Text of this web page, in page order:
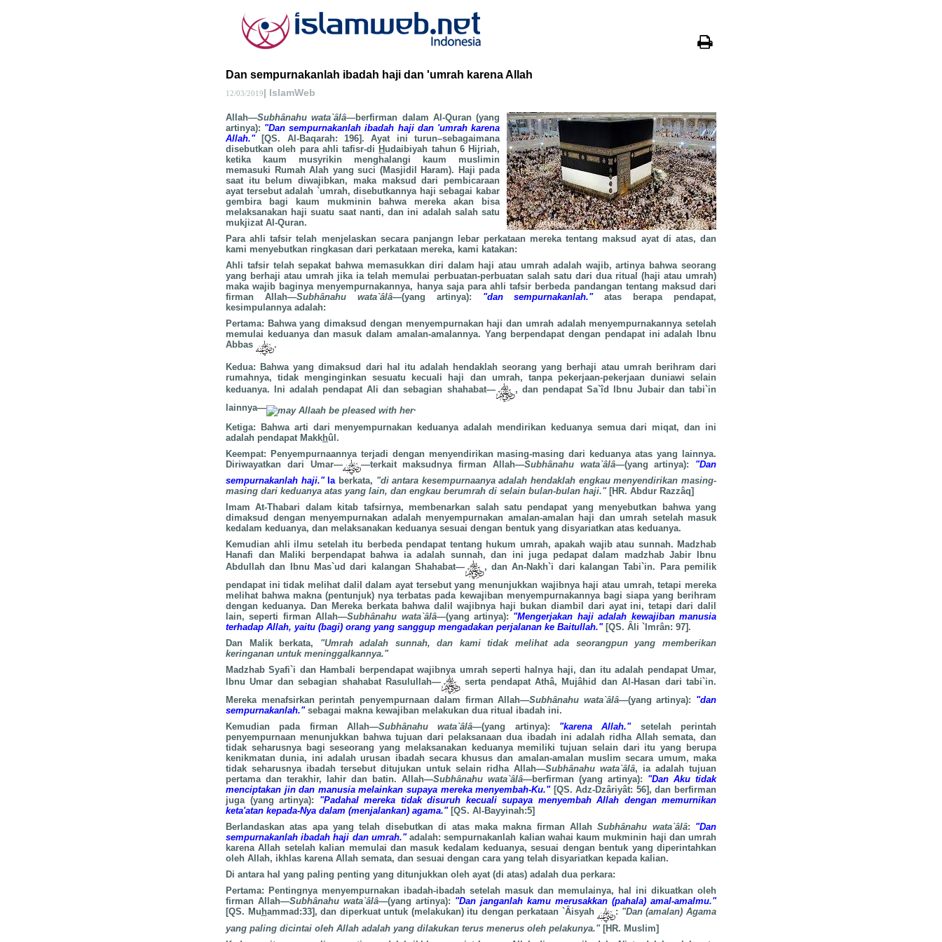
Dan sempurnakanlah ibadah haji dan 'umrah karena Allah
12/03/2019| IslamWeb
Allah—Subhânahu wata`âlâ—berfirman dalam Al-Quran (yang
artinya): "Dan sempurnakanlah ibadah haji dan 'umrah karena
Allah."[QS. Al-Baqarah: 196]. Ayat ini turun–sebagaimana
disebutkan oleh para ahli tafisr-di Hudaibiyah tahun 6 Hijriah,
ketika kaum musyrikin menghalangi kaum muslimin
memasuki Rumah Alah yang suci (Masjidil Haram). Haji pada
saat itu belum diwajibkan, maka maksud dari pembicaraan
ayat tersebut adalah `umrah, disebutkannya haji sebagai kabar
gembira bagi kaum mukminin bahwa mereka akan bisa
melaksanakan haji suatu saat nanti, dan ini adalah salah satu
mukjizat Al-Quran.
Para ahli tafsir telah menjelaskan secara panjangn lebar perkataan mereka tentang maksud ayat di atas, dan
kami menyebutkan ringkasan dari perkataan mereka, kami katakan:
Ahli tafsir telah sepakat bahwa memasukkan diri dalam haji atau umrah adalah wajib, artinya bahwa seorang
yang berhaji atau umrah jika ia telah memulai perbuatan-perbuatan salah satu dari dua ritual (haji atau umrah)
maka wajib baginya menyempurnakannya, hanya saja para ahli tafsir berbeda pandangan tentang maksud dari
firman Allah—Subhânahu wata`âlâ—(yang artinya): "dan sempurnakanlah."atas berapa pendapat,
kesimpulannya adalah:
Pertama: Bahwa yang dimaksud dengan menyempurnakan haji dan umrah adalah menyempurnakannya setelah
memulai keduanya dan masuk dalam amalan-amalannya. Yang berpendapat dengan pendapat ini adalah Ibnu
Abbas
.
Kedua: Bahwa yang dimaksud dari hal itu adalah hendaklah seorang yang berhaji atau umrah berihram dari
rumahnya, tidak menginginkan sesuatu kecuali haji dan umrah, tanpa pekerjaan-pekerjaan duniawi selain
keduanya. Ini adalah pendapat Ali dan sebagian shahabat—
, dan pendapat Sa`îd Ibnu Jubair dan tabi`in
lainnya—
.
Ketiga: Bahwa arti dari menyempurnakan keduanya adalah mendirikan keduanya semua dari miqat, dan ini
adalah pendapat Makkhûl.
Keempat: Penyempurnaannya terjadi dengan menyendirikan masing-masing dari keduanya atas yang lainnya.
Diriwayatkan dari Umar—
—terkait maksudnya firman Allah—Subhânahu wata`âlâ—(yang artinya): "Dan
sempurnakanlah haji."Ia berkata, "di antara kesempurnaanya adalah hendaklah engkau menyendirikan masing-
masing dari keduanya atas yang lain, dan engkau berumrah di selain bulan-bulan haji."[HR. Abdur Razzâq]
Imam At-Thabari dalam kitab tafsirnya, membenarkan salah satu pendapat yang menyebutkan bahwa yang
dimaksud dengan menyempurnakan adalah menyempurnakan amalan-amalan haji dan umrah setelah masuk
kedalam keduanya, dan melaksanakan keduanya sesuai dengan bentuk yang disyariatkan atas keduanya.
Kemudian ahli ilmu setelah itu berbeda pendapat tentang hukum umrah, apakah wajib atau sunnah. Madzhab
Hanafi dan Maliki berpendapat bahwa ia adalah sunnah, dan ini juga pedapat dalam madzhab Jabir Ibnu
Abdullah dan Ibnu Mas`ud dari kalangan Shahabat—
, dan An-Nakh`i dari kalangan Tabi`in. Para pemilik
pendapat ini tidak melihat dalil dalam ayat tersebut yang menunjukkan wajibnya haji atau umrah, tetapi mereka
melihat bahwa makna (pentunjuk) nya terbatas pada kewajiban menyempurnakannya bagi siapa yang berihram
dengan keduanya. Dan Mereka berkata bahwa dalil wajibnya haji bukan diambil dari ayat ini, tetapi dari dalil
lain, seperti firman Allah—Subhânahu wata`âlâ—(yang artinya): "Mengerjakan haji adalah kewajiban manusia
terhadap Allah, yaitu (bagi) orang yang sanggup mengadakan perjalanan ke Baitullah."[QS. Âli `Imrân: 97].
Dan Malik berkata, "Umrah adalah sunnah, dan kami tidak melihat ada seorangpun yang memberikan
keringanan untuk meninggalkannya."
Madzhab Syafi`i dan Hambali berpendapat wajibnya umrah seperti halnya haji,dan itu adalah pendapat Umar,
Ibnu Umar dan sebagian shahabat Rasulullah—
serta pendapat Athâ, Mujâhid dan Al-Hasan dari tabi`in.
Mereka menafsirkan perintah penyempurnaan dalam firman Allah—Subhânahu wata`âlâ—(yang artinya): "dan
sempurnakanlah." sebagai makna kewajiban melakukan dua ritual ibadah ini.
Kemudian pada firman Allah—Subhânahu wata`âlâ—(yang artinya): "karena Allah."
setelah perintah
penyempurnaan menunjukkan bahwa tujuan dari pelaksanaan dua ibadah ini adalah ridha Allah semata, dan
tidak seharusnya bagi seseorang yang melaksanakan keduanya memiliki tujuan selain dari itu yang berupa
kenikmatan dunia, ini adalah urusan ibadah secara khusus dan amalan-amalan muslim secara umum, maka
tidak seharusnya ibadah tersebut ditujukan untuk selain ridha Allah—Subhânahu wata`âlâ, ia adalah tujuan
pertama dan terakhir, lahir dan batin. Allah—Subhânahu wata`âlâ—berfirman (yang artinya): "Dan Aku tidak
menciptakan jin dan manusia melainkan supaya mereka menyembah-Ku."[QS. Adz-Dzâriyât: 56], dan berfirman
juga (yang artinya): "Padahal mereka tidak disuruh kecuali supaya menyembah Allah dengan memurnikan
keta'atan kepada-Nya dalam (menjalankan) agama."[QS. Al-Bayyinah:5]
Berlandaskan atas apa yang telah disebutkan di atas maka makna firman AllahSubhânahu wata`âlâ: "Dan
sempurnakanlah ibadah haji dan umrah." adalah: sempurnakanlah kalian wahai kaum mukminin haji dan umrah
karena Allah setelah kalian memulai dan masuk kedalam keduanya, sesuai dengan bentuk yang diperintahkan
oleh Allah, ikhlas karena Allah semata, dan sesuai dengan cara yang telah disyariatkan kepada kalian.
Di antara hal yang paling penting yang ditunjukkan oleh ayat (di atas) adalah dua perkara:
Pertama: Pentingnya menyempurnakan ibadah-ibadah setelah masuk dan memulainya, hal ini dikuatkan oleh
firman Allah—Subhânahu wata`âlâ—(yang artinya): "Dan janganlah kamu merusakkan (pahala) amal-amalmu."
[QS. Mu hammad:33], dan diperkuat untuk (melakukan) itu dengan perkataan `Âisyah : "Dan (amalan) Agama
yang paling dicintai oleh Allah adalah yang dilakukan terus menerus oleh pelakunya."[HR. Muslim]